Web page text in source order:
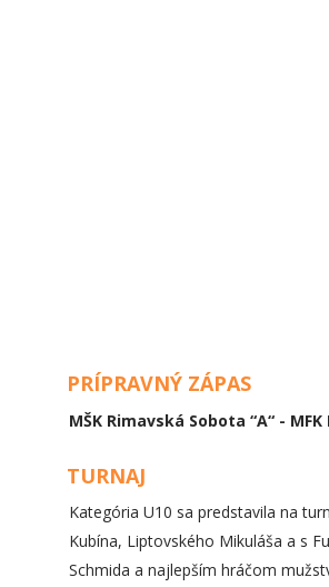
PRÍPRAVNÝ ZÁPAS
MŠK Rimavská Sobota “A“ -
TURNAJ
Kategória U10 sa predstavila na
Kubína, Liptovského Mikuláša a s
Schmida a najlepším hráčom